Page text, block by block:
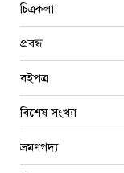
চিত্রকলা
প্রবন্ধ
বইপত্র
বিশেষ সংখ্যা
ভ্রমণগদ্য